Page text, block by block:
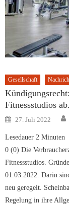
Gesellschaft
Fitnessstudios
Posted
on
27. Juli 2022
Lesedauer 2 Minuten
0 (0) Die
Fitnessstudios.
01.03.2022. Darin
neu geregelt.
Regelung in ihre